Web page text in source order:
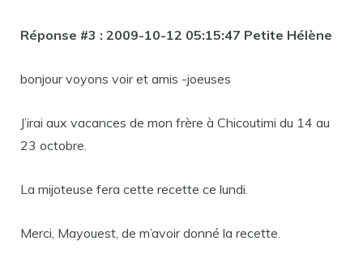
Réponse #3 : 2009-10-12 05:15:47 Petite Hélène
bonjour voyons voir et amis -joeuses
J’irai aux vacances de mon frère à Chicoutimi du 14 au
23 octobre.
La mijoteuse fera cette recette ce lundi.
Merci, Mayouest, de m’avoir donné la recette.